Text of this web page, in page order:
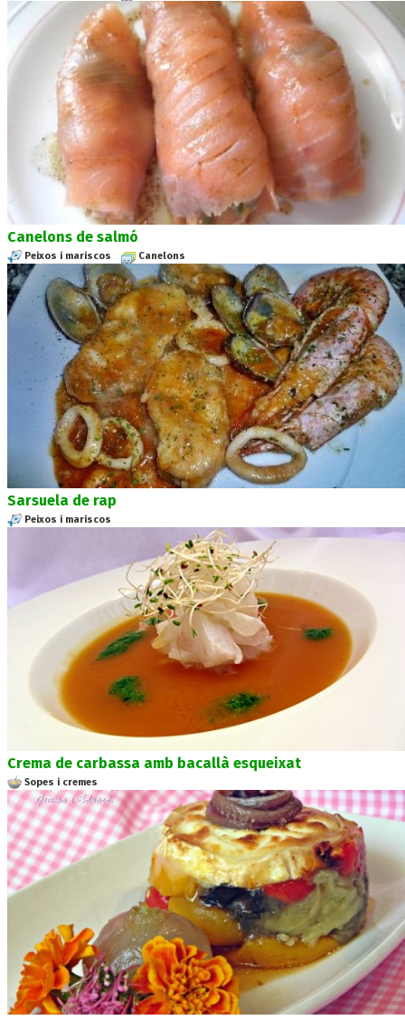
Canelons de salmó
Peixos i mariscos Canelons
Sarsuela de rap
Peixos i mariscos
Crema de carbassa amb bacallà esqueixat
Sopes i cremes